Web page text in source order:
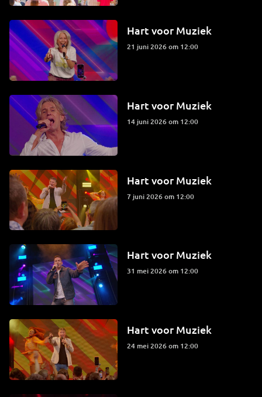
Hart voor Muziek
21 juni 2026 om 12:00
Hart voor Muziek
14 juni 2026 om 12:00
Hart voor Muziek
7 juni 2026 om 12:00
Hart voor Muziek
31 mei 2026 om 12:00
Hart voor Muziek
24 mei 2026 om 12:00